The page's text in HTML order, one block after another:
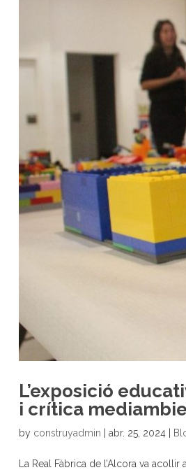
L’exposició
i crítica
by construyadmin abr. 25, 2024|
La Real Fàbrica de l’Alcora va